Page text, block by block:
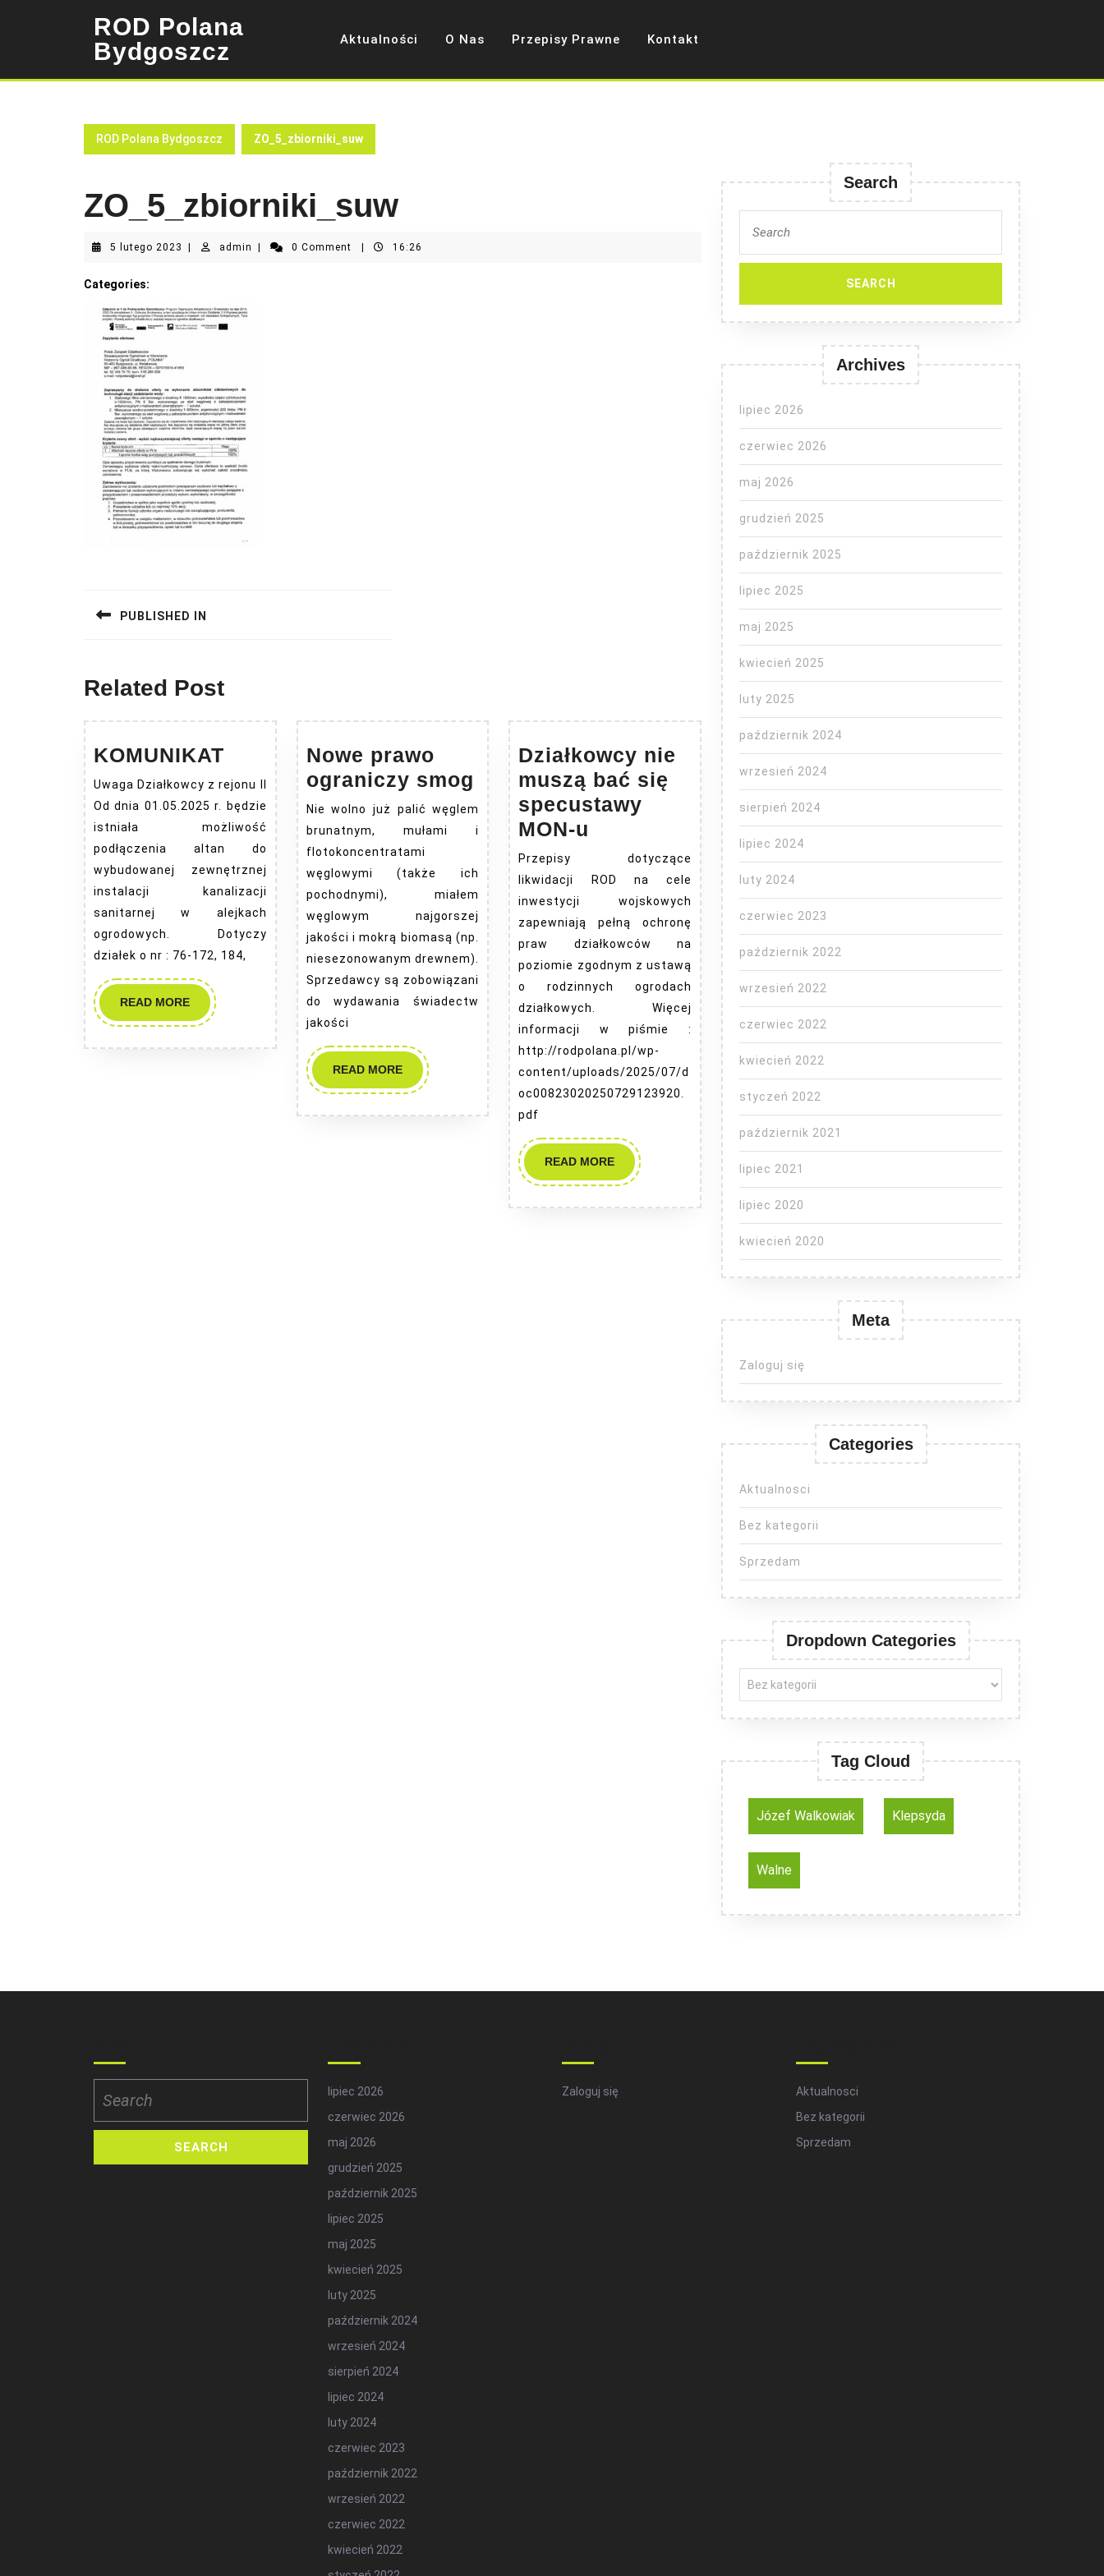
ROD Polana
Bydgoszcz
Aktualności O Nas Przepisy Prawne Kontakt
ROD Polana Bydgoszcz ZO_5_zbiorniki_suw
ZO_5_zbiorniki_suw
5 lutego 2023 admin admin 0 Comment 16:26
Categories:
wpisu
PUBLISHED IN
Related Post
KOMUNIKAT KOMUNIKAT
Uwaga Działkowcy z rejonu II
Od dnia 01.05.2025 r. będzie
istniała możliwość
podłączenia altan do
wybudowanej zewnętrznej
instalacji kanalizacji
sanitarnej w alejkach
ogrodowych. Dotyczy
działek o nr : 76-172, 184,
READ MOREREAD
MORE
Nowe prawo
ograniczy smog Nowe
prawo
ograniczy
smog
Nie wolno już palić węglem
brunatnym, mułami i
flotokoncentratami
węglowymi (także ich
pochodnymi), miałem
węglowym najgorszej
jakości i mokrą biomasą (np.
niesezonowanym drewnem).
Sprzedawcy są zobowiązani
do wydawania świadectw
jakości
READ MOREREAD
MORE
Działkowcy nie
muszą bać się
specustawy
MON-u Działkowcy
muszą
bać
się
specustawy
MON-
u
Przepisy dotyczące
likwidacji ROD na cele
inwestycji wojskowych
zapewniają pełną ochronę
praw działkowców na
poziomie zgodnym z ustawą
o rodzinnych ogrodach
działkowych. Więcej
informacji w piśmie :
http://rodpolana.pl/wp-
content/uploads/2025/07/d
oc00823020250729123920.
pdf
READ MOREREAD
MORE
Search
for:
Archives
lipiec 2026
czerwiec 2026
maj 2026
grudzień 2025
październik 2025
lipiec 2025
maj 2025
kwiecień 2025
luty 2025
październik 2024
wrzesień 2024
sierpień 2024
lipiec 2024
luty 2024
czerwiec 2023
październik 2022
wrzesień 2022
czerwiec 2022
kwiecień 2022
styczeń 2022
październik 2021
lipiec 2021
lipiec 2020
kwiecień 2020
Meta
Zaloguj się
Categories
Aktualnosci
Bez kategorii
Sprzedam
Dropdown Categories
Tag Cloud
Józef Walkowiak Klepsyda
Walne
for:
lipiec 2026
czerwiec 2026
maj 2026
grudzień 2025
październik 2025
lipiec 2025
maj 2025
kwiecień 2025
luty 2025
październik 2024
wrzesień 2024
sierpień 2024
lipiec 2024
luty 2024
czerwiec 2023
październik 2022
wrzesień 2022
czerwiec 2022
kwiecień 2022
Zaloguj się
Aktualnosci
Bez kategorii
Sprzedam